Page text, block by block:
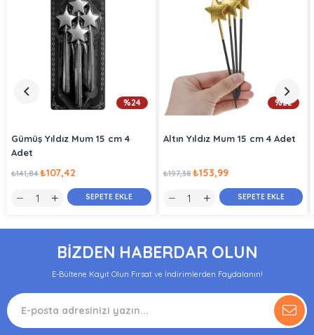
Gümüş Yıldız Mum 15 cm 4
Adet
₺107,42
₺141,84
SEPETE EKLE
%24
Altın Yıldız Mum 15 cm 4 Adet
₺153,99
₺197,38
SEPETE EKLE
%22
BİZDEN HABERDAR OLUN
E-Bültene Kayıt Olun Fırsat ve İndirimlerden Faydalanın!